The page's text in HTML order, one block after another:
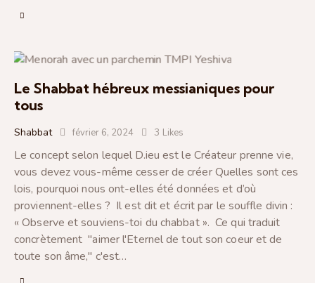
Le Shabbat hébreux messianiques pour
tous
Shabbat février 6, 2024 3 Likes
Le concept selon lequel D.ieu est le Créateur prenne vie,
vous devez vous-même cesser de créer Quelles sont ces
lois, pourquoi nous ont-elles été données et d’où
proviennent-elles ? Il est dit et écrit par le souffle divin :
« Observe et souviens-toi du chabbat ». Ce qui traduit
concrètement "aimer l'Eternel de tout son coeur et de
toute son âme," c'est…